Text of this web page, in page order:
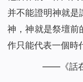
并不能證明神就是
神，神就是祭壇前
作只能代表一個時
——《話